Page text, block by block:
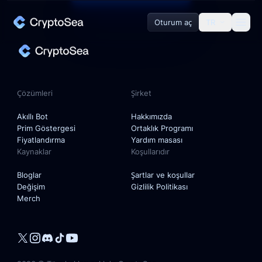
Oturum aç TR
Çözümleri
Akıllı Bot
Prim Göstergesi
Şirket
Çözümleri
Akıllı Bot
Prim Göstergesi
Fiyatlandırma
Şirket
Hakkımızda
Ortaklık Programı
Yardım masası
Kaynaklar
Bloglar
Değişim
Merch
Koşullarıdır
Şartlar ve koşullar
Gizlilik Politikası